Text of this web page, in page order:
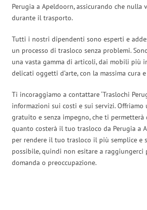
Perugia a Apeldoorn, assicurando che nulla
durante il trasporto.
Tutti i nostri dipendenti sono esperti e
un processo di trasloco senza problemi.
una vasta gamma di articoli, dai mobili più
delicati oggetti d’arte, con la massima cura
Ti incoraggiamo a contattare ‘Traslochi
informazioni sui costi e sui servizi. Offriamo
gratuito e senza impegno, che ti permetterà
quanto costerà il tuo trasloco da Perugia a
per rendere il tuo trasloco il più semplice e
possibile, quindi non esitare a raggiungerci
domanda o preoccupazione.